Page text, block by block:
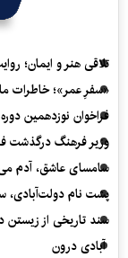
تلاقی هنر و ایمان؛
«سفرِ عمر»؛ خاطرات
فراخوان نوزدهمین
وزیر فرهنگ درگذشت
سامسای عاشق، آدم
پشت نام دولت‌آبادی،
سند تاریخی از زیستن
آبادی درون